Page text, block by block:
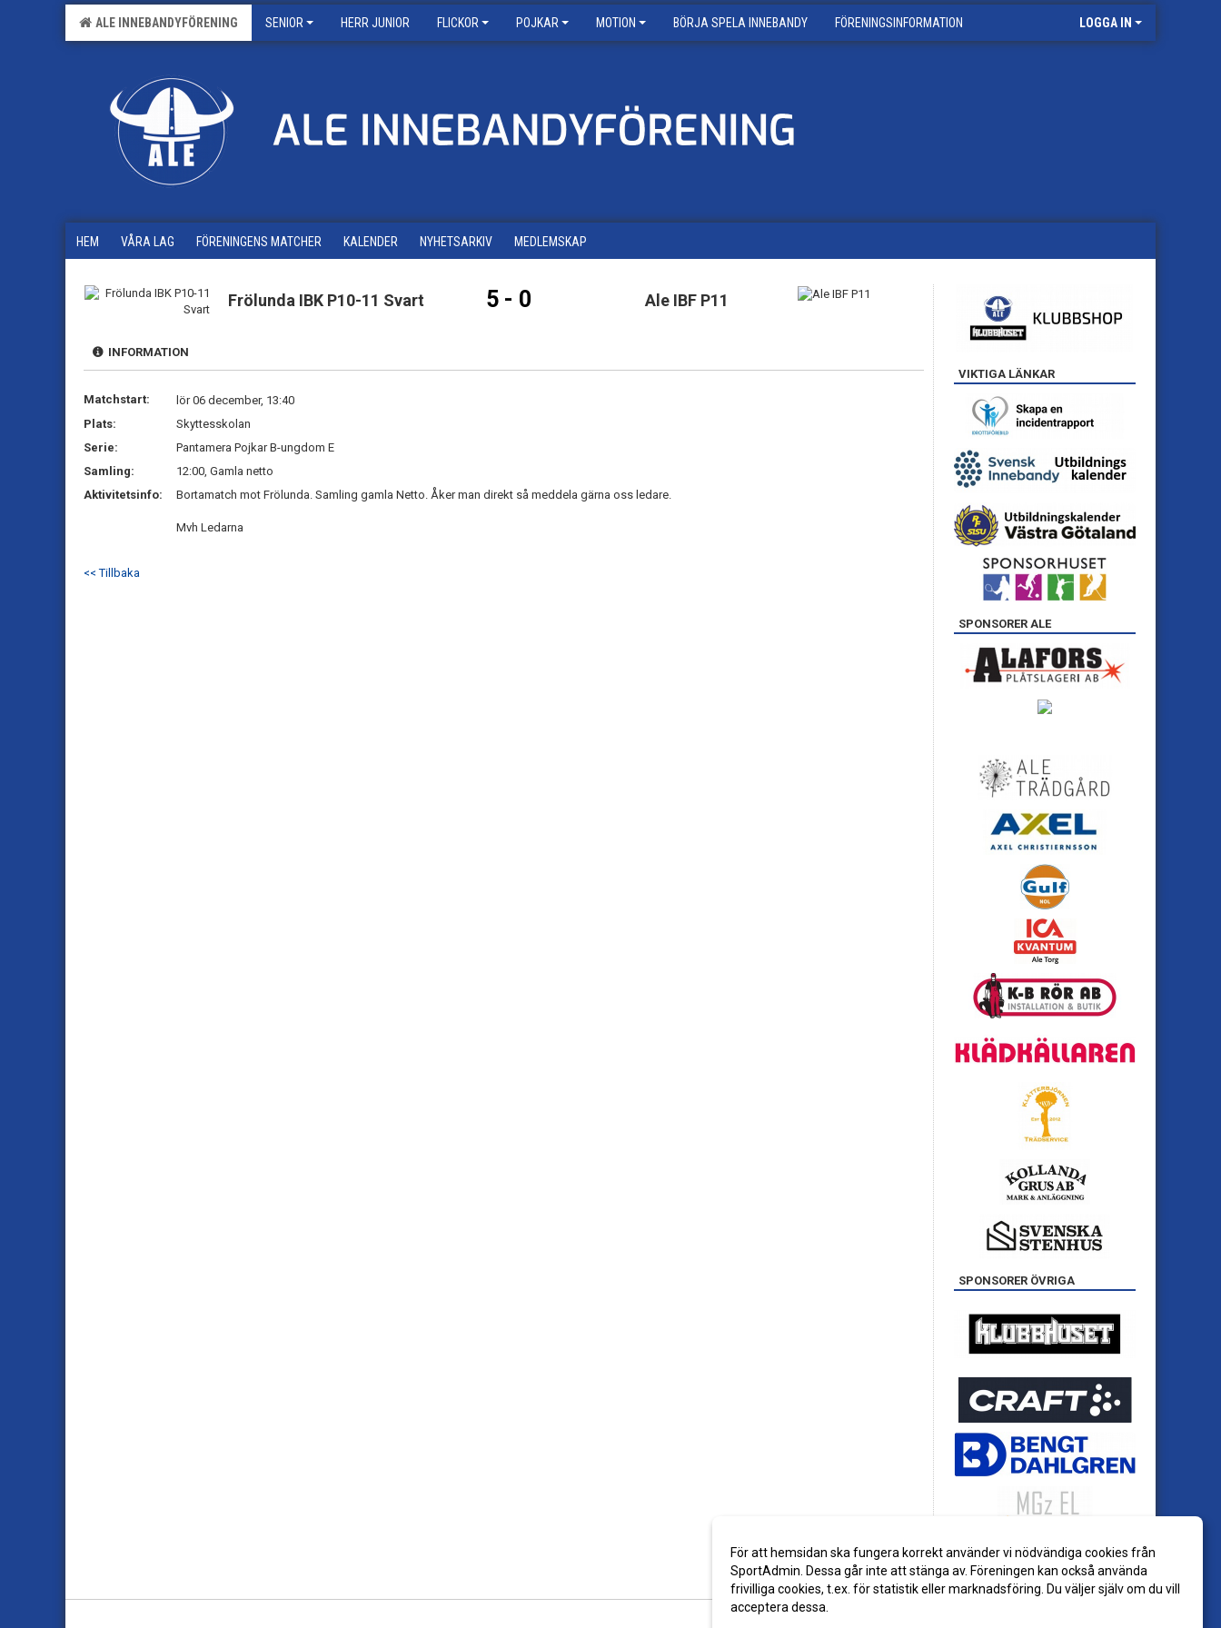
ALE INNEBANDYFÖRENING SENIOR HERR JUNIOR FLICKOR POJKAR MOTION BÖRJA SPELA INNEBANDY FÖRENINGSINFORMATION LOGGA IN
HEM VÅRA LAG FÖRENINGENS MATCHER KALENDER NYHETSARKIV MEDLEMSKAP
Frölunda IBK P10-11 Svart 5 - 0 Ale IBF P11
INFORMATION
Matchstart:
lör 06 december, 13:40
Plats:
Skyttesskolan
Serie:
Pantamera Pojkar B-ungdom E
Samling:
12:00, Gamla netto
Aktivitetsinfo:
Bortamatch mot Frölunda. Samling gamla Netto. Åker man direkt så meddela gärna oss ledare.
Mvh Ledarna
<< Tillbaka
VIKTIGA LÄNKAR
SPONSORER ALE
SPONSORER ÖVRIGA
För att hemsidan ska fungera korrekt använder vi nödvändiga cookies från
SportAdmin. Dessa går inte att stänga av. Föreningen kan också använda
frivilliga cookies, t.ex. för statistik eller marknadsföring. Du väljer själv om du vill
acceptera dessa.